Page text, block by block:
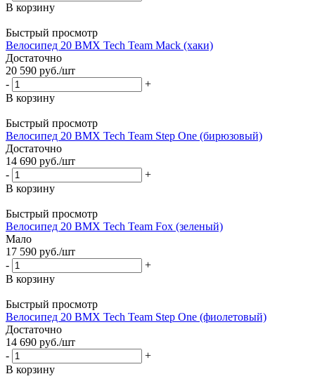
В корзину
Быстрый просмотр
Велосипед 20 BMX Tech Team Mack (хаки)
Достаточно
20 590 руб./шт
-
+
В корзину
Быстрый просмотр
Велосипед 20 BMX Tech Team Step One (бирюзовый)
Достаточно
14 690 руб./шт
-
+
В корзину
Быстрый просмотр
Велосипед 20 BMX Tech Team Fox (зеленый)
Мало
17 590 руб./шт
-
+
В корзину
Быстрый просмотр
Велосипед 20 BMX Tech Team Step One (фиолетовый)
Достаточно
14 690 руб./шт
-
+
В корзину